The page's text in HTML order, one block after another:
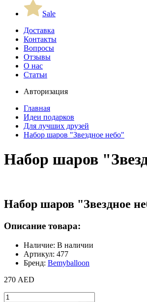
Sale
Доставка
Контакты
Вопросы
Отзывы
О нас
Статьи
Авторизация
Главная
Идеи подарков
Для лучших друзей
Набор шаров "Звездное небо"
Набор шаров
Набор шаров "Звездное
Описание товара:
Наличие: В наличии
Артикул: 477
Бренд: Bemyballoon
270 AED